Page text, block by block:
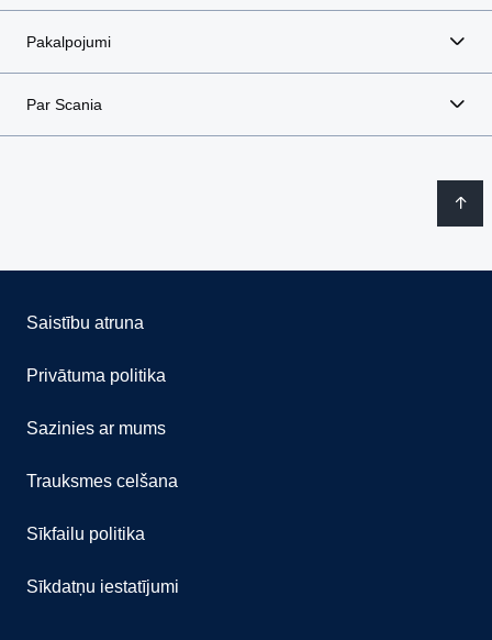
Pakalpojumi
Par Scania
Saistību atruna
Privātuma politika
Sazinies ar mums
Trauksmes celšana
Sīkfailu politika
Sīkdatņu iestatījumi